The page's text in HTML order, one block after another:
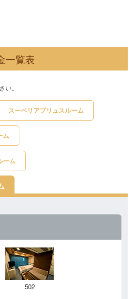
一覧表
。
スーペリアプリュスルーム
ム
ーム
502